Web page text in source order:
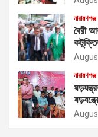
নারায়ণগঞ্জ
বৈরী
নারায়ণগঞ্জ